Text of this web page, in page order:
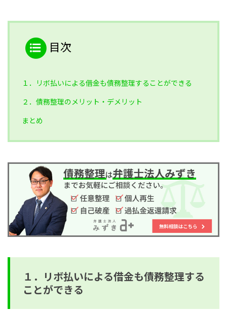
目次
１．リボ払いによる借金も債務整理することができる
２．債務整理のメリット・デメリット
まとめ
１．リボ払いによる借金も債務整理する
ことができる